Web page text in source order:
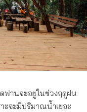
ดฟานจะอยู่ในช่วงฤดูฝน
ะจะมีปริมาณน้ำเยอะ